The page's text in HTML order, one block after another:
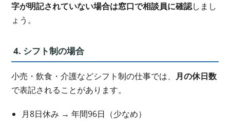
字が明記されていない場合は窓口で相談員に確認しまし
ょう。
4. シフト制の場合
小売・飲食・介護などシフト制の仕事では、 月の休日数
で表記されることがあります。
月8日休み → 年間96日（少なめ）